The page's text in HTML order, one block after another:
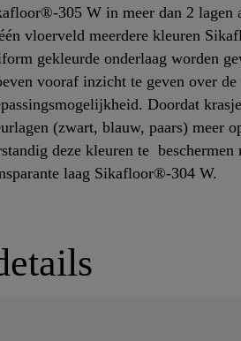
305 W in meer dan 2 lagen
vloerveld meerdere kleuren
gekleurde onderlaag worden
vooraf inzicht te geven over de
Doordat
(zwart, blauw, paars) meer
deze kleuren te beschermen
laag Sikafloor®-304 W.